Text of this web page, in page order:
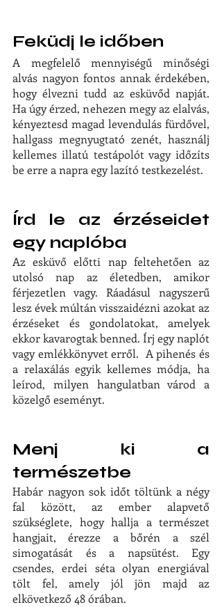
Feküdj le időben
A megfelelő mennyiségű minőségi
alvás nagyon fontos annak érdekében,
hogy élvezni tudd az esküvőd napját.
Ha úgy érzed, nehezen megy az elalvás,
kényeztesd magad levendulás fürdővel,
hallgass megnyugtató zenét, használj
kellemes illatú testápolót vagy időzíts
be erre a napra egy lazító testkezelést.
Írd le az érzéseidet
egy naplóba
Az esküvő előtti nap feltehetően az
utolsó nap az életedben, amikor
férjezetlen vagy. Ráadásul nagyszerű
lesz évek múltán visszaidézni azokat az
érzéseket és gondolatokat, amelyek
ekkor kavarogtak benned. Írj egy naplót
vagy emlékkönyvet erről.  A pihenés és
a relaxálás egyik kellemes módja, ha
leírod, milyen hangulatban várod a
közelgő eseményt.
Menj ki a
természetbe
Habár nagyon sok időt töltünk a négy
fal között, az ember alapvető
szükséglete, hogy hallja a természet
hangjait, érezze a bőrén a szél
simogatását és a napsütést. Egy
csendes, erdei séta olyan energiával
tölt fel, amely jól jön majd az
elkövetkező 48 órában.